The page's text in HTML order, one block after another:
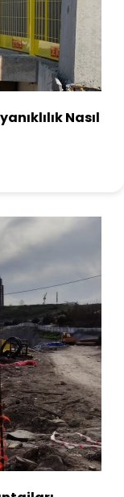
Nasıl